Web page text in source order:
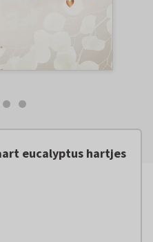
eucalyptus hartjes